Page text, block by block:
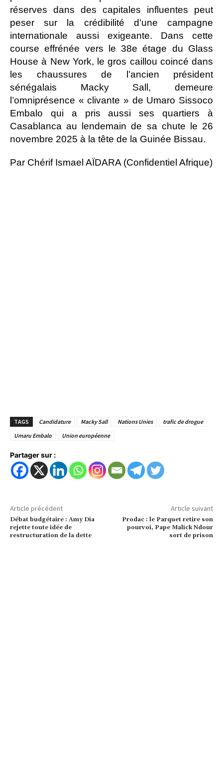
réserves dans des capitales influentes peut
peser sur la crédibilité d’une campagne
internationale aussi exigeante. Dans cette
course effrénée vers le 38e étage du Glass
House à New York, le gros caillou coincé dans
les chaussures de l’ancien président
sénégalais Macky Sall, demeure
l’omniprésence « clivante » de Umaro Sissoco
Embalo qui a pris aussi ses quartiers à
Casablanca au lendemain de sa chute le 26
novembre 2025 à la tête de la Guinée Bissau.
Par Chérif Ismael AÏDARA (Confidentiel Afrique)
TAGS Candidature Macky Sall Nations Unies
trafic de drogue
Umaru Embalo
Union européenne
Partager sur :
Article précédent
Débat budgétaire : Amy Dia
rejette toute idée de
restructuration de la dette
Article suivant
Prodac : le Parquet retire son
pourvoi, Pape Malick Ndour
sort de prison